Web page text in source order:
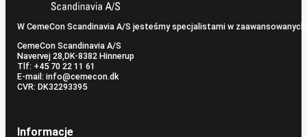
W CemeCon Scandinavia A/S jesteśmy specjalistami w
CemeCon Scandinavia A/S
Navervej 28, ​DK-8382 Hinnerup
Tlf: +45 70 22 11 61
E-mail: info@cemecon.dk
CVR: DK32293395
Informacje